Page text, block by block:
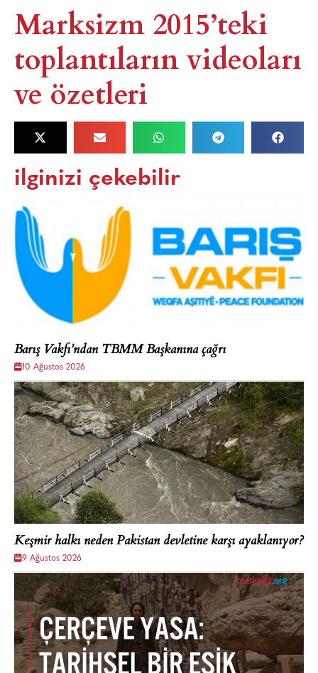
Marksizm 2015’teki
toplantıların videoları
ve özetleri
ilginizi çekebilir
Barış Vakfı’ndan TBMM Başkanına çağrı
10 Ağustos 2026
Keşmir halkı neden Pakistan devletine karşı ayaklanıyor?
9 Ağustos 2026